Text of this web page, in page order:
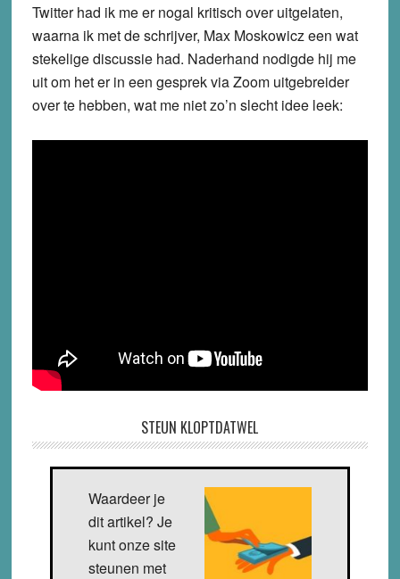
Twitter had ik me er nogal kritisch over uitgelaten,
waarna ik met de schrijver, Max Moskowicz een wat
stekelige discussie had. Naderhand nodigde hij me
uit om het er in een gesprek via Zoom uitgebreider
over te hebben, wat me niet zo’n slecht idee leek:
STEUN KLOPTDATWEL
Waardeer je
dit artikel? Je
kunt onze site
steunen met